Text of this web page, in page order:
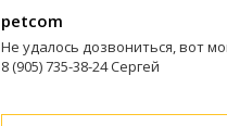
petcom
Не удалось дозвониться, вот
8 (905) 735-38-24 Сергей